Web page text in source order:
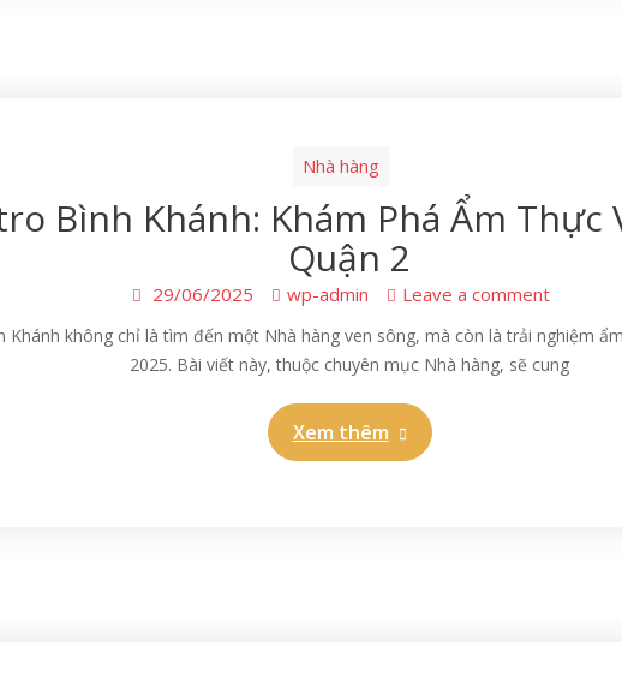
Nhà hàng
Bình Khánh: Khám Phá Ẩm Thực
Quận 2
29/06/2025 wp-admin Leave a comment
Khánh không chỉ là tìm đến một Nhà hàng ven sông, mà còn là trải nghiệm
2025. Bài viết này, thuộc chuyên mục Nhà hàng, sẽ cung
Xem thêm